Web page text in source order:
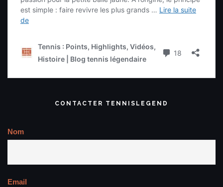
CONTACTER TENNISLEGEND
Nom
Email